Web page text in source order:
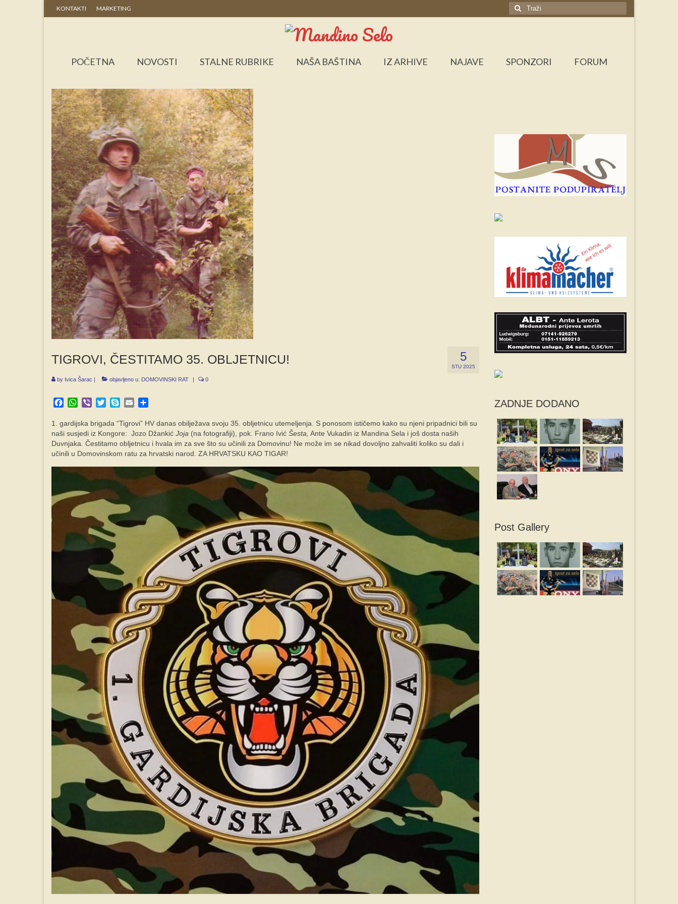
KONTAKTI MARKETING
Search
for:
POČETNA NOVOSTI STALNE RUBRIKE NAŠA BAŠTINA IZ ARHIVE NAJAVE SPONZORI FORUM
5
STU 2025
TIGROVI, ČESTITAMO 35. OBLJETNICU!
by Ivica Šarac | objavljeno u: DOMOVINSKI RAT | 0
Facebook
WhatsApp
Viber TwitterSkypeEmail
1. gardijska brigada “Tigrovi” HV danas obilježava svoju 35. obljetnicu utemeljenja. S ponosom ističemo kako su njeni pripadnici bili su
naši susjedi iz Kongore: Jozo Džankić Joja (na fotografiji), pok. Frano Ivić Šesta, Ante Vukadin iz Mandina Sela i još dosta naših
Duvnjaka. Čestitamo obljetnicu i hvala im za sve što su učinili za Domovinu! Ne može im se nikad dovoljno zahvaliti koliko su dali i
učinili u Domovinskom ratu za hrvatski narod. ZA HRVATSKU KAO TIGAR!
ZADNJE DODANO
Post Gallery